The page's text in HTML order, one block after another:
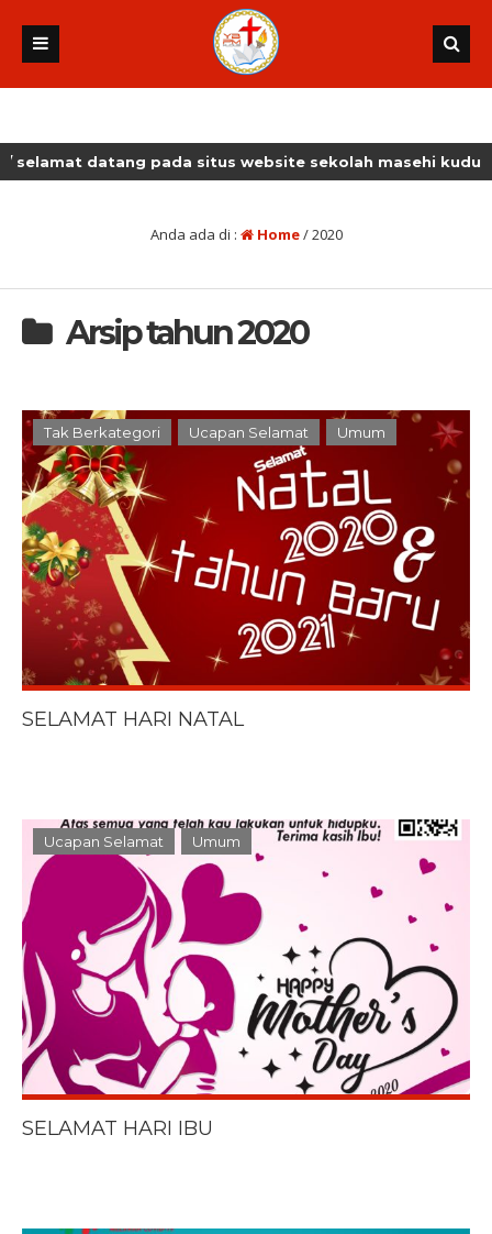
pada situs website sekolah masehi kudus
Anda ada di : Home/2020
Arsip tahun 2020
Tak Berkategori Ucapan Selamat Umum
SELAMAT HARI NATAL
Ucapan Selamat Umum
SELAMAT HARI IBU